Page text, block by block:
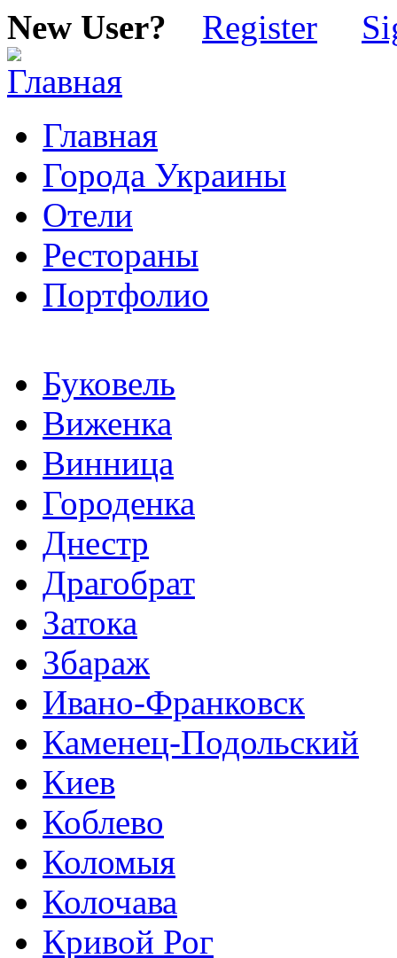
New User? Register
Главная
Города Украины
Отели
Рестораны
Портфолио
Буковель
Виженка
Винница
Городенка
Днестр
Драгобрат
Затока
Збараж
Ивано-Франковск
Каменец-Подольский
Киев
Коблево
Коломыя
Колочава
Кривой Рог